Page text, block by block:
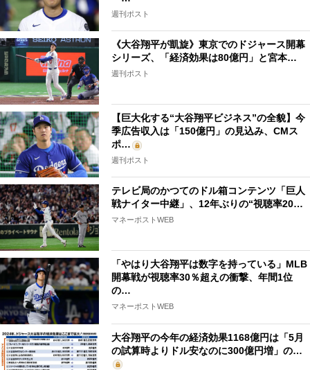
週刊ポスト
《大谷翔平が凱旋》東京でのドジャース開幕
シリーズ、「経済効果は80億円」と宮本…
週刊ポスト
【巨大化する“大谷翔平ビジネス”の全貌】今
季広告収入は「150億円」の見込み、CMス
ポ…
週刊ポスト
テレビ局のかつてのドル箱コンテンツ「巨人
戦ナイター中継」、12年ぶりの“視聴率20…
マネーポストWEB
「やはり大谷翔平は数字を持っている」MLB
開幕戦が視聴率30％超えの衝撃、年間1位
の…
マネーポストWEB
大谷翔平の今年の経済効果1168億円は「5月
の試算時よりドル安なのに300億円増」の…